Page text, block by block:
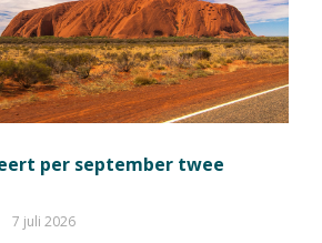
per september twee
7 juli 2026